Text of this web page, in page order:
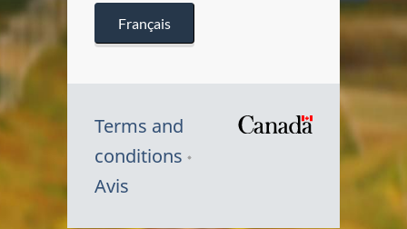
Français
Terms and
conditions
Avis
Symbole